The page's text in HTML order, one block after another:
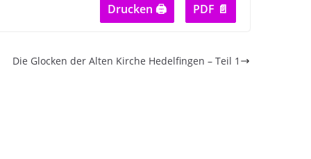
Drucken 🖨 PDF 📄
Die Glocken der Alten Kirche Hedelfingen – Teil 1